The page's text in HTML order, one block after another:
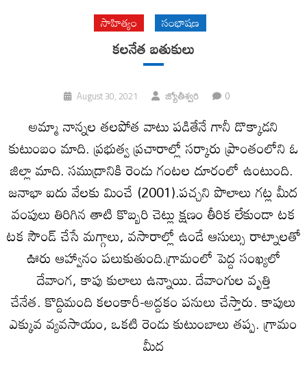
సాహిత్యం సంభాషణ
కల‌నేత‌ బతుకులు
August 30, 2021 జ్యోతీశ్వరి 0
అమ్మా నాన్న‌ల త‌ల‌పోత‌ వాటు పడితేనే గానీ డొక్కాడని
కుటుంబం మాది. ప్రభుత్వ ప్రచారాల్లో సర్కారు ప్రాంతంలోని ఓ
జిల్లా మాది. సముద్రానికి రెండు గంటల దూరంలో ఉంటుంది.
జనాభా ఐదు వేలకు మించే (2001).పచ్చని పొలాలు గట్ల మీద
వంపులు తిరిగిన తాటి కొబ్బరి చెట్లు క్షణం తీరిక లేకుండా టక
టక సౌండ్‌ చేసే మగ్గాలు, వసారాల్లో ఉండే ఆసుల్సు రాట్నాలతో
ఊరు ఆహ్వానం పలుకుతుంది.గ్రామంలో పెద్ద సంఖ్యలో
దేవాంగ, కాపు కులాలు ఉన్నాయి. దేవాంగుల వృత్తి
చేనేత. కొద్దిమంది కలంకారీ-అద్దకం పనులు చేస్తారు. కాపులు
ఎక్కువ వ్యవసాయం, ఒకటి రెండు కుటుంబాలు తప్ప. గ్రామం
మీద